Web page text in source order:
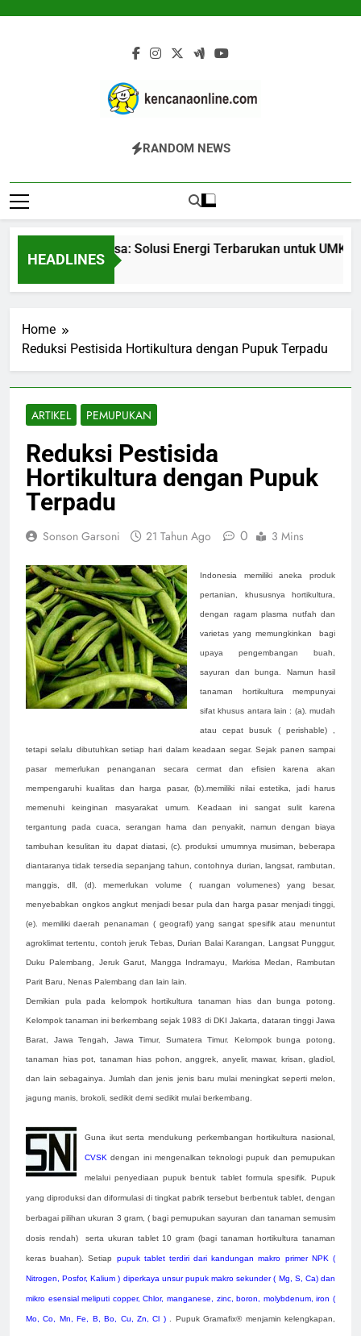
Kencana Online
Jasa Pengelolaan Sampah Kawasan
Dan Industri
RANDOM NEWS
HEADLINES
Gasifier Biomassa: Solusi Energi Terbarukan untuk UMKM
17 Jam Ago
Home
Reduksi Pestisida Hortikultura dengan Pupuk Terpadu
ARTIKEL PEMUPUKAN
Reduksi Pestisida
Hortikultura dengan Pupuk
Terpadu
Sonson Garsoni 21 Tahun Ago 0 3 Mins
Indonesia memiliki aneka produk
pertanian, khususnya hortikultura,
dengan ragam plasma nutfah dan
varietas yang memungkinkan bagi
upaya pengembangan buah,
sayuran dan bunga. Namun hasil
tanaman hortikultura mempunyai
sifat khusus antara lain : (a). mudah
atau cepat busuk ( perishable) ,
tetapi selalu dibutuhkan setiap hari dalam keadaan segar. Sejak panen sampai
pasar memerlukan penanganan secara cermat dan efisien karena akan
mempengaruhi kualitas dan harga pasar, (b).memiliki nilai estetika, jadi harus
memenuhi keinginan masyarakat umum. Keadaan ini sangat sulit karena
tergantung pada cuaca, serangan hama dan penyakit, namun dengan biaya
tambuhan kesulitan itu dapat diatasi,(c). produksi umumnya musiman, beberapa
diantaranya tidak tersedia sepanjang tahun, contohnya durian, langsat, rambutan,
manggis, dll, (d). memerlukan volume ( ruangan volumenes) yang besar,
menyebabkan ongkos angkut menjadi besar pula dan harga pasar menjadi tinggi,
(e). memiliki daerah penanaman ( geografi) yang sangat spesifik atau menuntut
agroklimat tertentu, contoh jeruk Tebas, Durian Balai Karangan, Langsat Punggur,
Duku Palembang, Jeruk Garut, Mangga Indramayu, Markisa Medan, Rambutan
Parit Baru, Nenas Palembang dan lain lain.
Demikian pula pada kelompok hortikultura tanaman hias dan bunga potong.
Kelompok tanaman ini berkembang sejak 1983 di DKI Jakarta, dataran tinggi Jawa
Barat, Jawa Tengah, Jawa Timur, Sumatera Timur. Kelompok bunga potong,
tanaman hias pot, tanaman hias pohon, anggrek, anyelir, mawar, krisan, gladiol,
dan lain sebagainya. Jumlah dan jenis jenis baru mulai meningkat seperti melon,
jagung manis, brokoli, sedikit demi sedikit mulai berkembang.
Guna ikut serta mendukung perkembangan hortikultura nasional,
CVSK dengan ini mengenalkan teknologi pupuk dan pemupukan
melalui penyediaan pupuk bentuk tablet formula spesifik. Pupuk
yang diproduksi dan diformulasi di tingkat pabrik tersebut berbentuk tablet, dengan
berbagai pilihan ukuran 3 gram, ( bagi pemupukan sayuran dan tanaman semusim
dosis rendah) serta ukuran tablet 10 gram (bagi tanaman hortikultura tanaman
keras buahan). Setiap pupuk tablet terdiri dari kandungan makro primer NPK (
Nitrogen, Posfor, Kalium ) diperkaya unsur pupuk makro sekunder ( Mg, S, Ca) dan
mikro esensial meliputi copper, Chlor, manganese, zinc, boron, molybdenum, iron (
Mo, Co, Mn, Fe, B, Bo, Cu, Zn, Cl ) . Pupuk Gramafix® menjamin kelengkapan,